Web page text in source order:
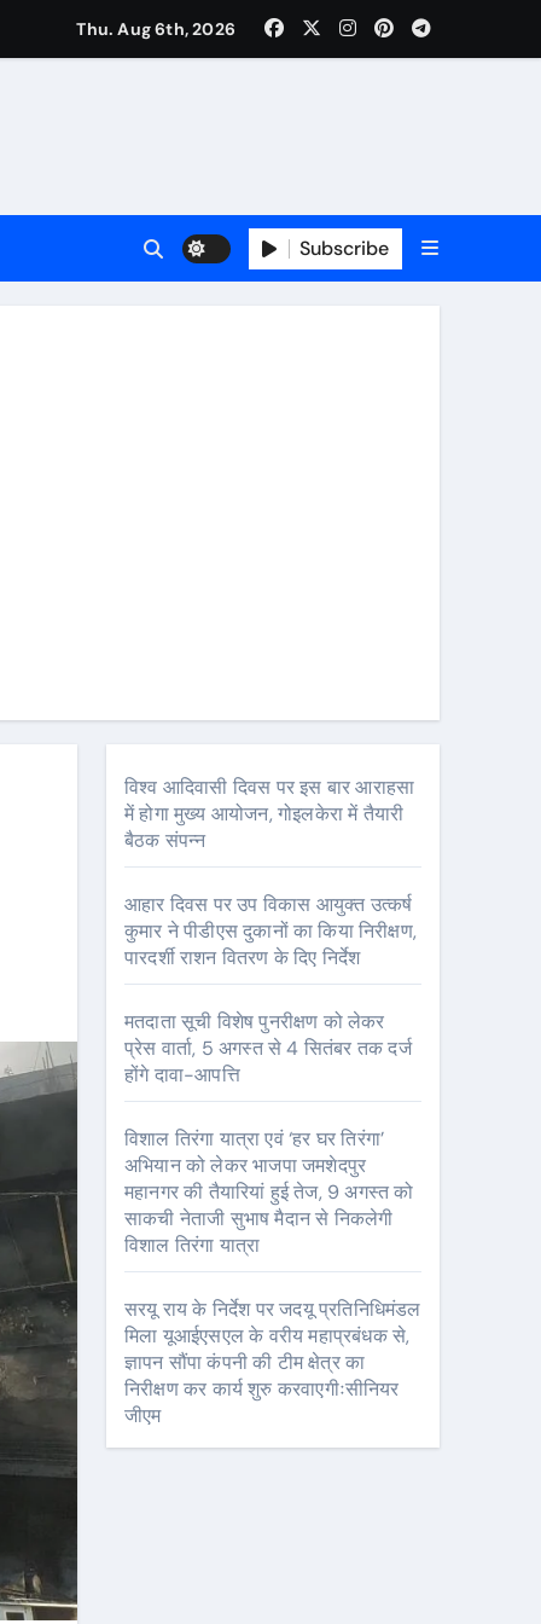
सुभाष मैदान से निकलेगी विशाल तिरंगा यात्रा
कर कार्य शुरु करवाएगीःसीनियर जीएम
Thu. Aug 6th, 2026
Subscribe
विश्व आदिवासी दिवस पर इस बार आराहसा
में होगा मुख्य आयोजन, गोइलकेरा में तैयारी
बैठक संपन्न
आहार दिवस पर उप विकास आयुक्त उत्कर्ष
कुमार ने पीडीएस दुकानों का किया निरीक्षण,
पारदर्शी राशन वितरण के दिए निर्देश
मतदाता सूची विशेष पुनरीक्षण को लेकर
प्रेस वार्ता, 5 अगस्त से 4 सितंबर तक दर्ज
होंगे दावा-आपत्ति
विशाल तिरंगा यात्रा एवं ‘हर घर तिरंगा’
अभियान को लेकर भाजपा जमशेदपुर
महानगर की तैयारियां हुई तेज, 9 अगस्त को
साकची नेताजी सुभाष मैदान से निकलेगी
विशाल तिरंगा यात्रा
सरयू राय के निर्देश पर जदयू प्रतिनिधिमंडल
मिला यूआईएसएल के वरीय महाप्रबंधक से,
ज्ञापन सौंपा कंपनी की टीम क्षेत्र का
निरीक्षण कर कार्य शुरु करवाएगीःसीनियर
जीएम